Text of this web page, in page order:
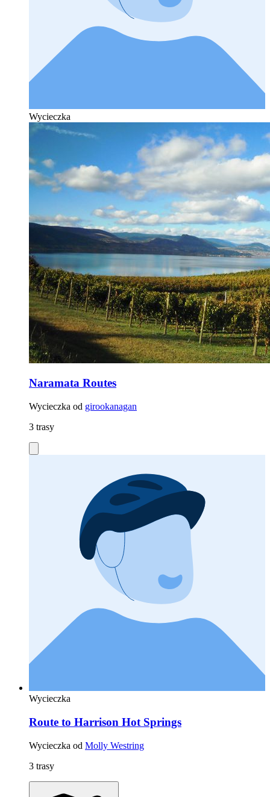
Wycieczka
Naramata Routes
Wycieczka od girookanagan
3 trasy
Wycieczka
Route to Harrison Hot Springs
Wycieczka od Molly Westring
3 trasy